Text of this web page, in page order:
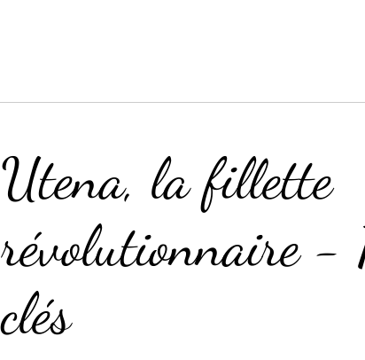
Utena, la fillette
révolutionnaire -
clés